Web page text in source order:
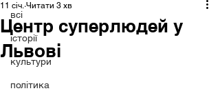
всі
історії
культури
політика
Центр суперлюдей у
Львові
11 січ. Читати 3 хв